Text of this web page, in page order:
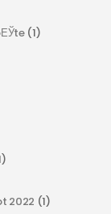
(1)
2022 (1)